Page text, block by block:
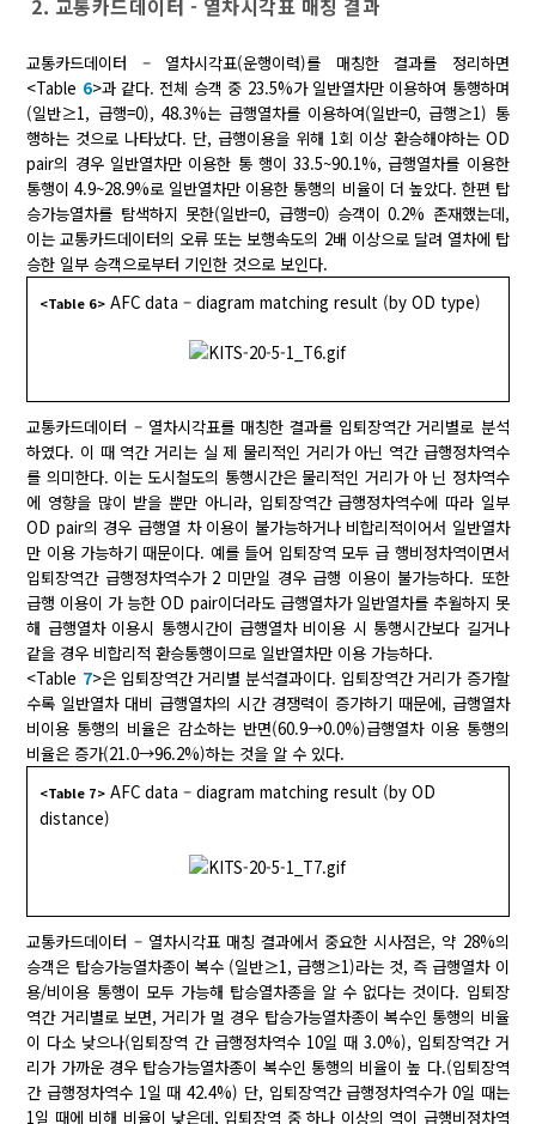
교통카드데이터 – 열차시각표(운행이력)를 매칭한 결과를 정리하면
<Table 6>과 같다. 전체 승객 중 23.5%가 일반열차만 이용하여 통행하며
(일반≥1, 급행=0), 48.3%는 급행열차를 이용하여(일반=0, 급행≥1) 통
행하는 것으로 나타났다. 단, 급행이용을 위해 1회 이상 환승해야하는 OD
pair의 경우 일반열차만 이용한 통 행이 33.5~90.1%, 급행열차를 이용한
통행이 4.9~28.9%로 일반열차만 이용한 통행의 비율이 더 높았다. 한편 탑
승가능열차를 탐색하지 못한(일반=0, 급행=0) 승객이 0.2% 존재했는데,
이는 교통카드데이터의 오류 또는 보행속도의 2배 이상으로 달려 열차에 탑
승한 일부 승객으로부터 기인한 것으로 보인다.
<Table 6> AFC data – diagram matching result (by OD type)
교통카드데이터 – 열차시각표를 매칭한 결과를 입퇴장역간 거리별로 분석
하였다. 이 때 역간 거리는 실 제 물리적인 거리가 아닌 역간 급행정차역수
를 의미한다. 이는 도시철도의 통행시간은 물리적인 거리가 아 닌 정차역수
에 영향을 많이 받을 뿐만 아니라, 입퇴장역간 급행정차역수에 따라 일부
OD pair의 경우 급행열 차 이용이 불가능하거나 비합리적이어서 일반열차
만 이용 가능하기 때문이다. 예를 들어 입퇴장역 모두 급 행비정차역이면서
입퇴장역간 급행정차역수가 2 미만일 경우 급행 이용이 불가능하다. 또한
급행 이용이 가 능한 OD pair이더라도 급행열차가 일반열차를 추월하지 못
해 급행열차 이용시 통행시간이 급행열차 비이용 시 통행시간보다 길거나
같을 경우 비합리적 환승통행이므로 일반열차만 이용 가능하다.
<Table 7>은 입퇴장역간 거리별 분석결과이다. 입퇴장역간 거리가 증가할
수록 일반열차 대비 급행열차의 시간 경쟁력이 증가하기 때문에, 급행열차
비이용 통행의 비율은 감소하는 반면(60.9→0.0%)급행열차 이용 통행의
비율은 증가(21.0→96.2%)하는 것을 알 수 있다.
<Table 7> AFC data – diagram matching result (by OD
distance)
교통카드데이터 – 열차시각표 매칭 결과에서 중요한 시사점은, 약 28%의
승객은 탑승가능열차종이 복수 (일반≥1, 급행≥1)라는 것, 즉 급행열차 이
용/비이용 통행이 모두 가능해 탑승열차종을 알 수 없다는 것이다. 입퇴장
역간 거리별로 보면, 거리가 멀 경우 탑승가능열차종이 복수인 통행의 비율
이 다소 낮으나(입퇴장역 간 급행정차역수 10일 때 3.0%), 입퇴장역간 거
리가 가까운 경우 탑승가능열차종이 복수인 통행의 비율이 높 다.(입퇴장역
간 급행정차역수 1일 때 42.4%) 단, 입퇴장역간 급행정차역수가 0일 때는
1일 때에 비해 비율이 낮은데, 입퇴장역 중 하나 이상의 역이 급행비정차역